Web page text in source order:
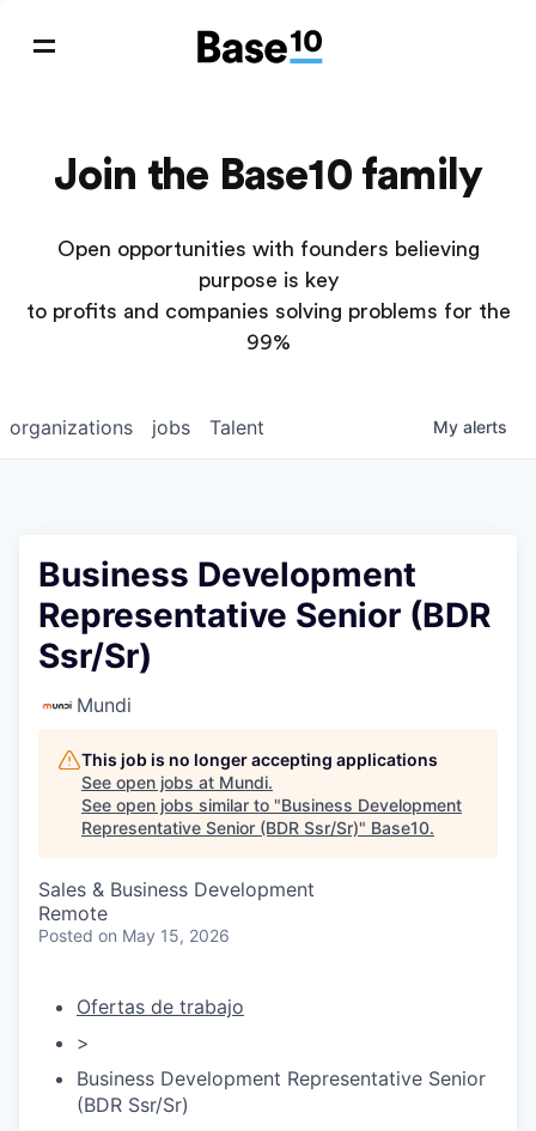
Join the Base10 family
Open opportunities with founders believing
purpose is key
to profits and companies solving problems for the
99%
jobs
organizations Talent My alerts
Business Development
Representative Senior (BDR
Ssr/Sr)
Mundi
This job is no longer accepting applications
See open jobs at Mundi.
See open jobs similar to "Business Development
Representative Senior (BDR Ssr/Sr)" Base10.
Sales & Business Development
Remote
Posted on May 15, 2026
Ofertas de trabajo
>
Business Development Representative Senior
(BDR Ssr/Sr)